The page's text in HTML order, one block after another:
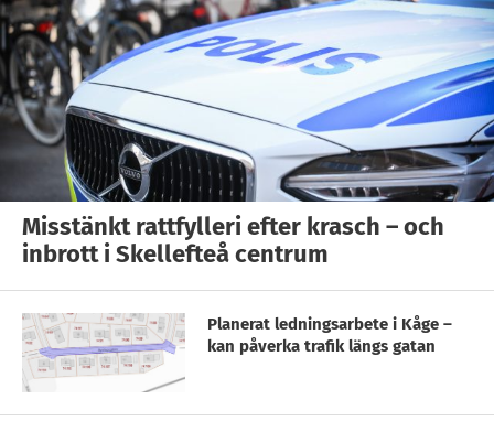
Misstänkt rattfylleri efter krasch – och
inbrott i Skellefteå centrum
Planerat ledningsarbete i Kåge –
kan påverka trafik längs gatan